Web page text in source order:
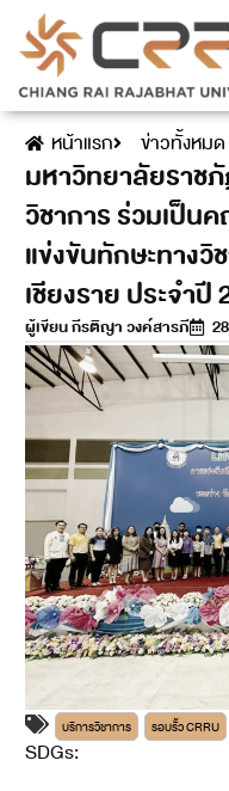
หน้าแรก ข่าวทั้งหมด
มหาวิทยาลัยราชภั
วิชาการ ร่วมเป็น
แข่งขันทักษะทางวิ
เชียงราย ประจำปี
ผู้เขียนกีรติญา วงค์สารภี
บริการวิชาการ รอบรั้ว CRRU
SDGs: